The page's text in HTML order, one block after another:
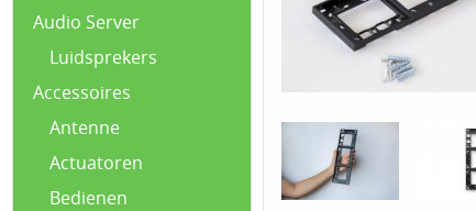
Audio Server
Luidsprekers
Accessoires
Antenne
Actuatoren
Bedienen